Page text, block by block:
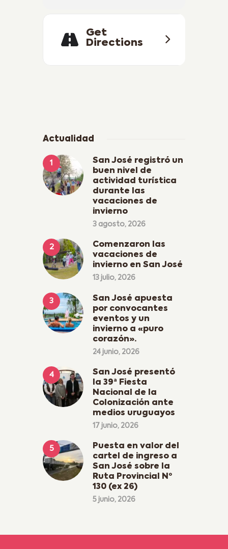
Get
Directions
Actualidad
San José registró un
buen nivel de
actividad turística
durante las
vacaciones de
invierno
3 agosto, 2026
Comenzaron las
vacaciones de
invierno en San José
13 julio, 2026
San José apuesta
por convocantes
eventos y un
invierno a «puro
corazón».
24 junio, 2026
San José presentó
la 39ª Fiesta
Nacional de la
Colonización ante
medios uruguayos
17 junio, 2026
Puesta en valor del
cartel de ingreso a
San José sobre la
Ruta Provincial Nº
130 (ex 26)
5 junio, 2026